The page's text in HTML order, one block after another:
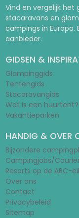
Vind en vergelijk
stacaravans en
campings in Europa.
aanbieder.
GIDSEN &
Glampinggids
Tentengids
Stacaravangids
Wat is een huurtent?
Vakantieparken
HANDIG & OVER
Bijzondere
Campingjobs/
Resorts op de ABC-
Over ons
Contact
Privacybeleid
Sitemap